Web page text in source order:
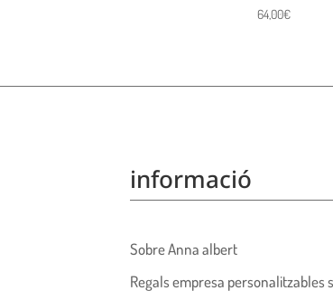
64,00€
informació
Sobre Anna albert
Regals empresa personalitzables